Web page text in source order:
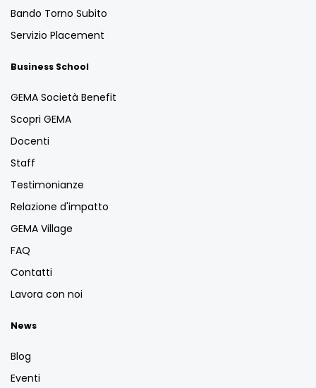
Bando Torno Subito
Servizio Placement
Business School
GEMA Società Benefit
Scopri GEMA
Docenti
Staff
Testimonianze
Relazione d'impatto
GEMA Village
FAQ
Contatti
Lavora con noi
News
Blog
Eventi